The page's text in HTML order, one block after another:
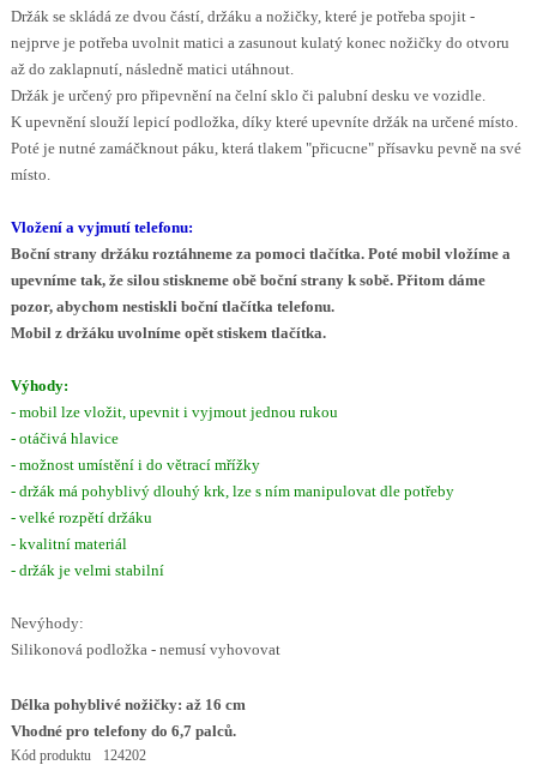
Držák se skládá ze dvou částí, držáku a nožičky, které je potřeba spojit -
nejprve je potřeba uvolnit matici a zasunout kulatý konec nožičky do otvoru
až do zaklapnutí, následně matici utáhnout.
Držák je určený pro připevnění na čelní sklo či palubní desku ve vozidle.
K upevnění slouží lepicí podložka, díky které upevníte držák na určené místo.
Poté je nutné zamáčknout páku, která tlakem "přicucne" přísavku pevně na své
místo.
Vložení a vyjmutí telefonu:
Boční strany držáku roztáhneme za pomoci tlačítka. Poté mobil vložíme a
upevníme tak, že silou stiskneme obě boční strany k sobě. Přitom dáme
pozor, abychom nestiskli boční tlačítka telefonu.
Mobil z držáku uvolníme opět stiskem tlačítka.
Výhody:
- mobil lze vložit, upevnit i vyjmout jednou rukou
- otáčivá hlavice
- možnost umístění i do větrací mřížky
- držák má pohyblivý dlouhý krk, lze s ním manipulovat dle potřeby
- velké rozpětí držáku
- kvalitní materiál
- držák je velmi stabilní
Nevýhody:
Silikonová podložka - nemusí vyhovovat
Délka pohyblivé nožičky: až 16 cm
Vhodné pro telefony do 6,7 palců.
Kód produktu 124202